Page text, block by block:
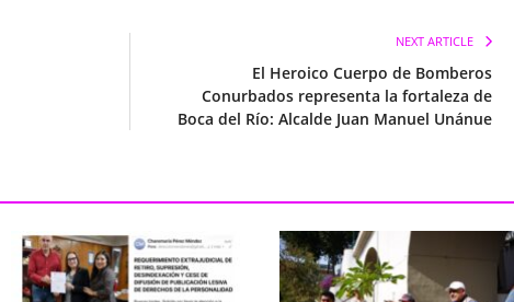
NEXT ARTICLE
El Heroico Cuerpo de Bomberos
Conurbados representa la fortaleza de
Boca del Río: Alcalde Juan Manuel Unánue